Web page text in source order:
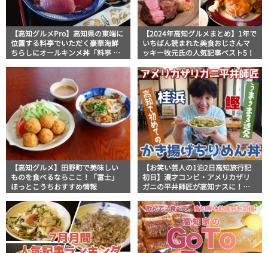
【高知グルメPro】高知県の東端に
位置する料亭でいただく豪華海鮮
ちらしにオールキンメ丼「料亭 花
【2024年高知グルメまとめ】1年で
いちばん読まれた美食おじさんマ
ッキー牧元氏の人気記事ベスト5！
【高知グルメ】田野町で美味しい
ものを食べるならここ！「富士」
ほっとこうちおすすめ情報
【お笑い芸人の1泊2日高知旅行記
初日】漫才コンビ・アメリカザリ
ガニの平井師匠が高知ナスに！カ
【ウマウマ連発】